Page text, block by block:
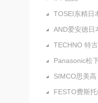
TOSEI东精日
AND爱安德日
TECHNO 特
Panasonic松
SIMCO思美高
FESTO费斯托